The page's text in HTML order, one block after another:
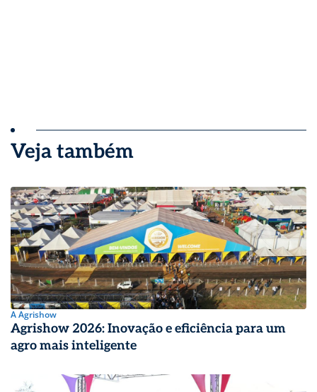
Veja também
A Agrishow
Agrishow 2026: Inovação e eficiência para um
agro mais inteligente